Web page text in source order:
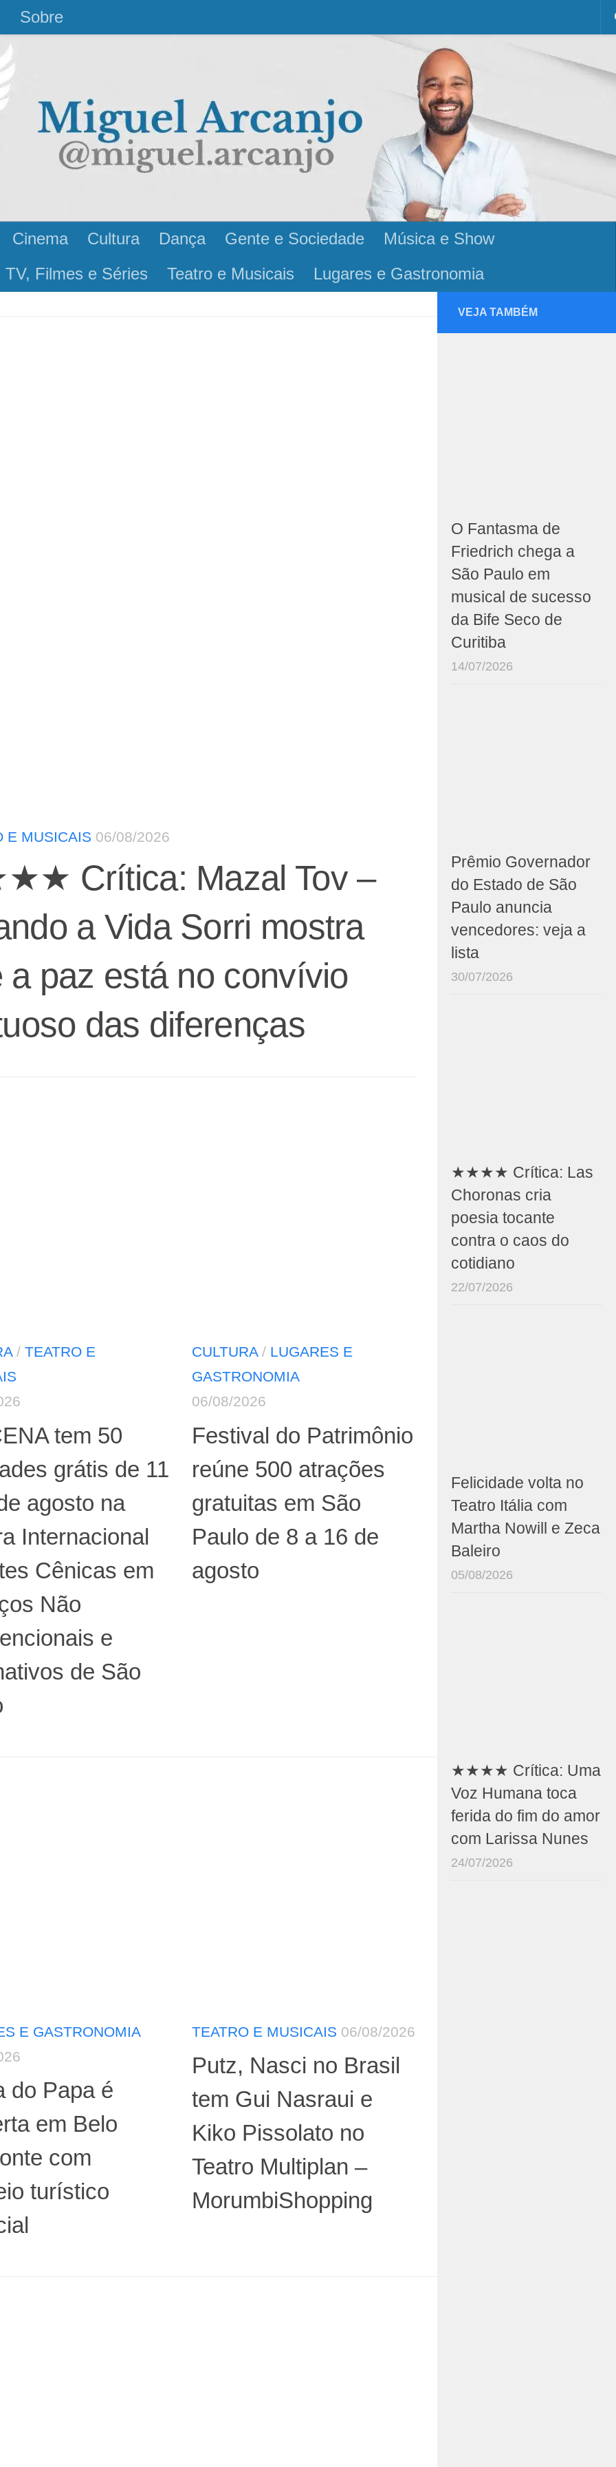
Sobre
Cinema Cultura Dança Gente e Sociedade
Música e Show
TV, Filmes e Séries Teatro e Musicais Lugares e Gastronomia
E MUSICAIS 06/08/2026
Crítica: Mazal Tov –
a Vida Sorri mostra
a paz está no convívio
das diferenças
/ TEATRO E
tem 50
grátis de 11
agosto na
Internacional
Cênicas em
Não
e
de São
CULTURA/ LUGARES E
GASTRONOMIA
06/08/2026
Festival do Patrimônio
reúne 500 atrações
gratuitas em São
Paulo de 8 a 16 de
agosto
E GASTRONOMIA
do Papa é
em Belo
com
turístico
TEATRO E MUSICAIS 06/08/2026
Putz, Nasci no Brasil
tem Gui Nasraui e
Kiko Pissolato no
Teatro Multiplan –
MorumbiShopping
VEJA TAMBÉM
O Fantasma de
Friedrich chega a
São Paulo em
musical de sucesso
da Bife Seco de
Curitiba
14/07/2026
Prêmio Governador
do Estado de São
Paulo anuncia
vencedores: veja a
lista
30/07/2026
★★★★ Crítica: Las
Choronas cria
poesia tocante
contra o caos do
cotidiano
22/07/2026
Felicidade volta no
Teatro Itália com
Martha Nowill e Zeca
Baleiro
05/08/2026
★★★★ Crítica: Uma
Voz Humana toca
ferida do fim do amor
com Larissa Nunes
24/07/2026